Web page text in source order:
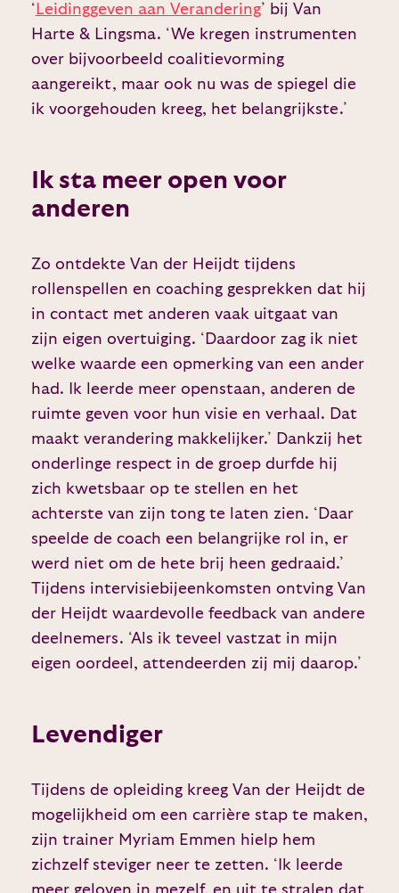
‘ Leidinggeven aan Verandering’ bij Van
Harte & Lingsma. ‘We kregen instrumenten
over bijvoorbeeld coalitievorming
aangereikt, maar ook nu was de spiegel die
ik voorgehouden kreeg, het belangrijkste.’
Ik sta meer open voor
anderen
Zo ontdekte Van der Heijdt tijdens
rollenspellen en coaching gesprekken dat hij
in contact met anderen vaak uitgaat van
zijn eigen overtuiging. ‘Daardoor zag ik niet
welke waarde een opmerking van een ander
had. Ik leerde meer openstaan, anderen de
ruimte geven voor hun visie en verhaal. Dat
maakt verandering makkelijker.’ Dankzij het
onderlinge respect in de groep durfde hij
zich kwetsbaar op te stellen en het
achterste van zijn tong te laten zien. ‘Daar
speelde de coach een belangrijke rol in, er
werd niet om de hete brij heen gedraaid.’
Tijdens intervisiebijeenkomsten ontving Van
der Heijdt waardevolle feedback van andere
deelnemers. ‘Als ik teveel vastzat in mijn
eigen oordeel, attendeerden zij mij daarop.’
Levendiger
Tijdens de opleiding kreeg Van der Heijdt de
mogelijkheid om een carrière stap te maken,
zijn trainer Myriam Emmen hielp hem
zichzelf steviger neer te zetten. ‘Ik leerde